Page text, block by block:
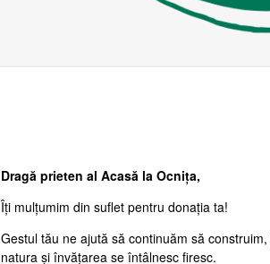
Dragă prieten al Acasă la Ocnița,
Îți mulțumim din suflet pentru donația ta!
Gestul tău ne ajută să continuăm să
natura și învățarea se întâlnesc firesc.